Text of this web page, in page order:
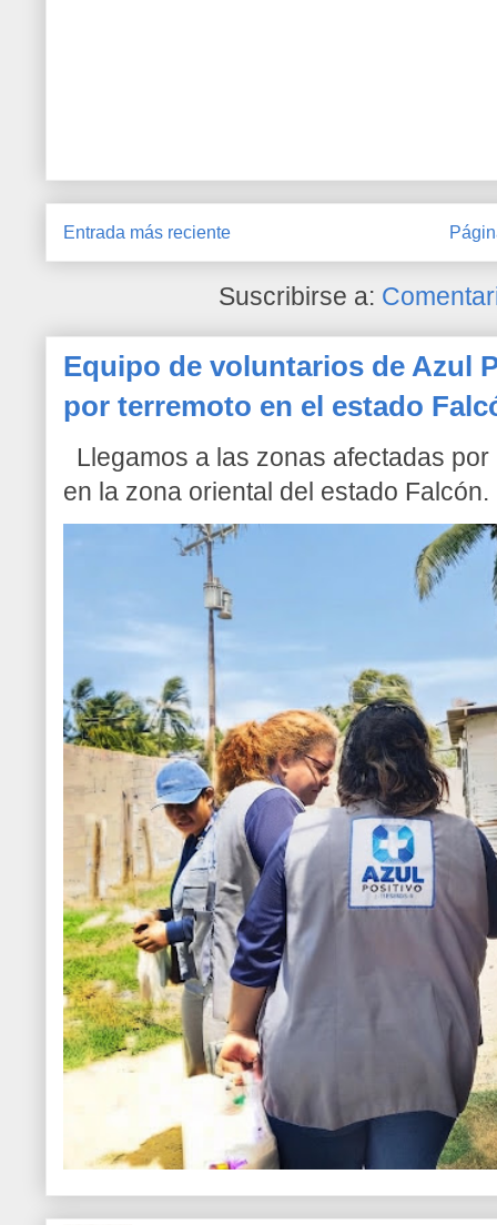
Entrada más reciente
Suscribirse a:
Equipo de voluntarios de Azul
por terremoto en el estado
Llegamos a las zonas afectadas
en la zona oriental del estado